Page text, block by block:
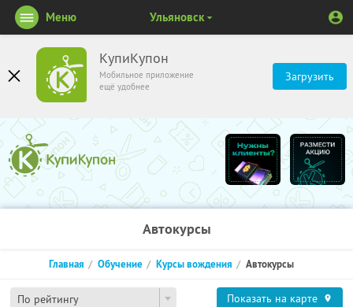
КупиКупон
Мобильное приложение
ещё удобнее
Загрузить
Меню Ульяновск
Автокурсы
По рейтингу
Главная Обучение Курсы вождения Автокурсы
Показать на карте